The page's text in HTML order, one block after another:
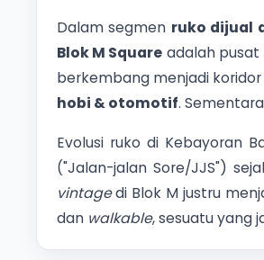
Dalam segmen ruko dijual
Blok M Square adalah pusat
berkembang menjadi koridor
hobi & otomotif. Sementara
Evolusi ruko di Kebayoran
("Jalan-jalan Sore/JJS")
vintagedi Blok M justru
dan walkable, sesuatu yang